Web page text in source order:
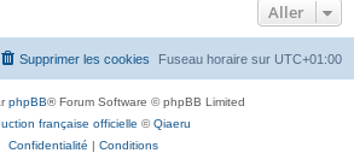
Aller
Fuseau horaire sur UTC+01:00
Supprimer les cookies
phpBB® Forum Software © phpBB Limited
française officielle ©Qiaeru
Confidentialité | Conditions